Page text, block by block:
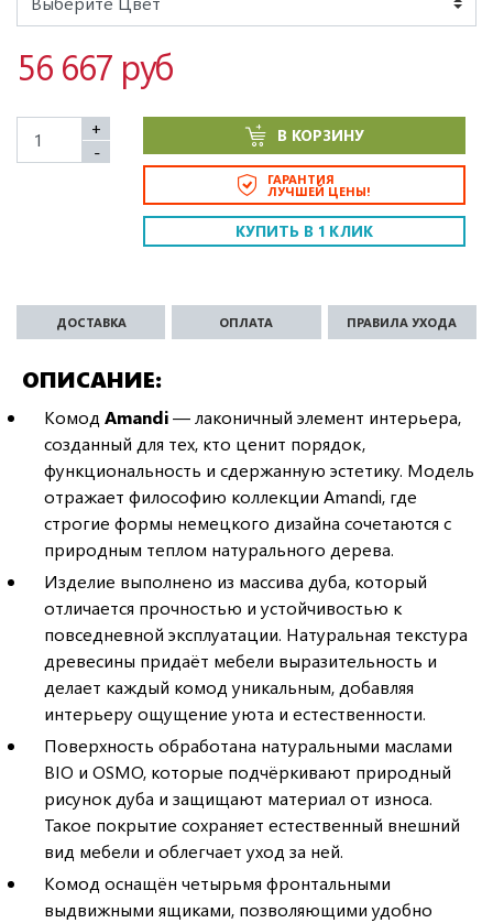
56 667 руб
+
-
В КОРЗИНУ
ГАРАНТИЯ
ЛУЧШЕЙ ЦЕНЫ!
КУПИТЬ В 1 КЛИК
ОПИСАНИЕ
ДОСТАВКА ОПЛАТА ПРАВИЛА УХОДА
Комод Amandi— лаконичный элемент интерьера,
созданный для тех, кто ценит порядок,
функциональность и сдержанную эстетику. Модель
отражает философию коллекции Amandi, где
строгие формы немецкого дизайна сочетаются с
природным теплом натурального дерева.
Изделие выполнено из массива дуба, который
отличается прочностью и устойчивостью к
повседневной эксплуатации. Натуральная текстура
древесины придаёт мебели выразительность и
делает каждый комод уникальным, добавляя
интерьеру ощущение уюта и естественности.
Поверхность обработана натуральными маслами
BIO и OSMO, которые подчёркивают природный
рисунок дуба и защищают материал от износа.
Такое покрытие сохраняет естественный внешний
вид мебели и облегчает уход за ней.
Комод оснащён четырьмя фронтальными
выдвижными ящиками, позволяющими удобно